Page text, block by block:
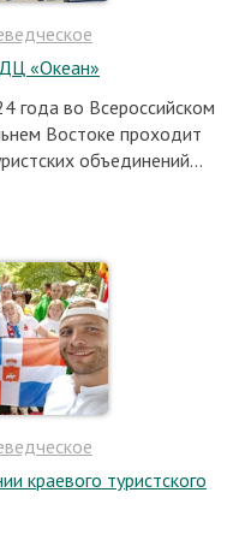
«Океан»
года во Всероссийском
Востоке проходит
объединений...
краевого туристского